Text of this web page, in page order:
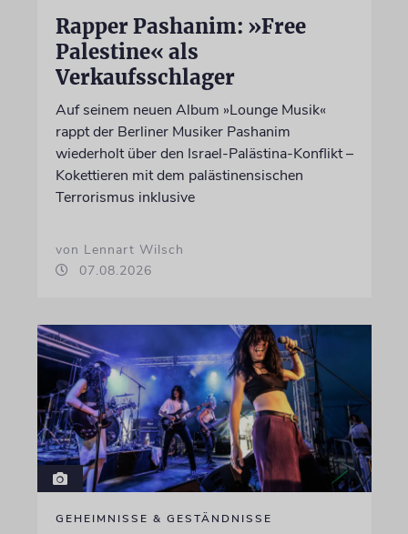
Rapper Pashanim: »Free
Palestine« als
Verkaufsschlager
Auf seinem neuen Album »Lounge Musik«
rappt der Berliner Musiker Pashanim
wiederholt über den Israel-Palästina-Konflikt –
Kokettieren mit dem palästinensischen
Terrorismus inklusive
von Lennart Wilsch
07.08.2026
GEHEIMNISSE & GESTÄNDNISSE